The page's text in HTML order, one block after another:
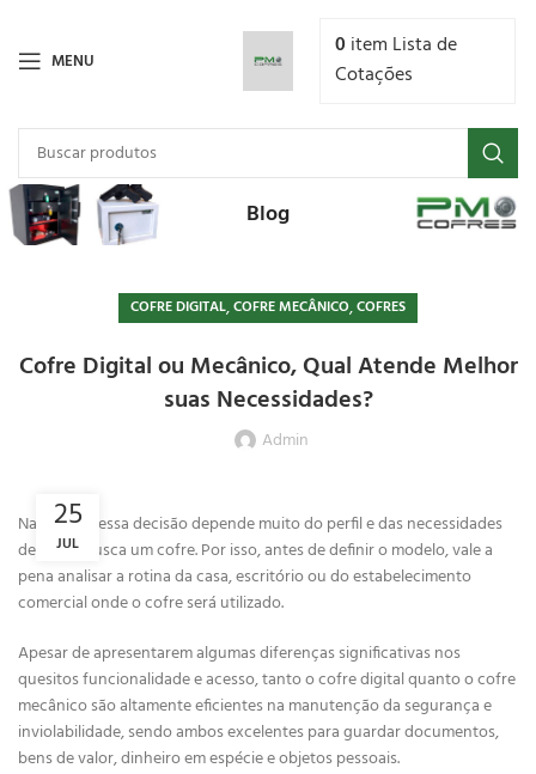
MENU 0 item Lista de
Cotações
Blog
COFRE DIGITAL,COFRE MECÂNICO,COFRES
Cofre Digital ou Mecânico, Qual Atende Melhor
suas Necessidades?
Admin
25
JUL
Na prática, essa decisão depende muito do perfil e das necessidades
de quem busca um cofre. Por isso, antes de definir o modelo, vale a
pena analisar a rotina da casa, escritório ou do estabelecimento
comercial onde o cofre será utilizado.
Apesar de apresentarem algumas diferenças significativas nos
quesitos funcionalidade e acesso, tanto o cofre digital quanto o cofre
mecânico são altamente eficientes na manutenção da segurança e
inviolabilidade, sendo ambos excelentes para guardar documentos,
bens de valor, dinheiro em espécie e objetos pessoais.